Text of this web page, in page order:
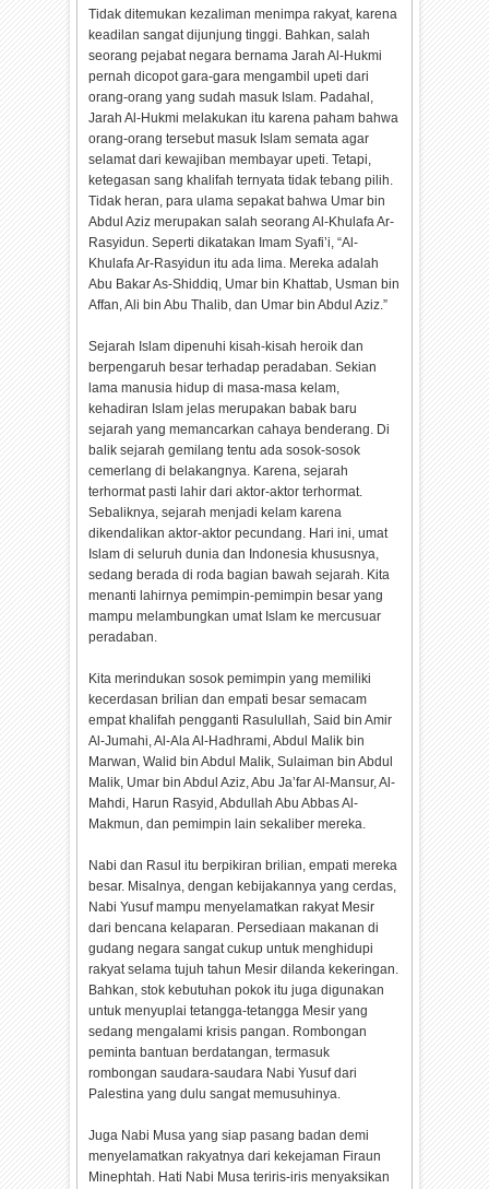
Tidak ditemukan kezaliman menimpa rakyat, karena
keadilan sangat dijunjung tinggi. Bahkan, salah
seorang pejabat negara bernama Jarah Al-Hukmi
pernah dicopot gara-gara mengambil upeti dari
orang-orang yang sudah masuk Islam. Padahal,
Jarah Al-Hukmi melakukan itu karena paham bahwa
orang-orang tersebut masuk Islam semata agar
selamat dari kewajiban membayar upeti. Tetapi,
ketegasan sang khalifah ternyata tidak tebang pilih.
Tidak heran, para ulama sepakat bahwa Umar bin
Abdul Aziz merupakan salah seorang Al-Khulafa Ar-
Rasyidun. Seperti dikatakan Imam Syafi’i, “Al-
Khulafa Ar-Rasyidun itu ada lima. Mereka adalah
Abu Bakar As-Shiddiq, Umar bin Khattab, Usman bin
Affan, Ali bin Abu Thalib, dan Umar bin Abdul Aziz.”
Sejarah Islam dipenuhi kisah-kisah heroik dan
berpengaruh besar terhadap peradaban. Sekian
lama manusia hidup di masa-masa kelam,
kehadiran Islam jelas merupakan babak baru
sejarah yang memancarkan cahaya benderang. Di
balik sejarah gemilang tentu ada sosok-sosok
cemerlang di belakangnya. Karena, sejarah
terhormat pasti lahir dari aktor-aktor terhormat.
Sebaliknya, sejarah menjadi kelam karena
dikendalikan aktor-aktor pecundang. Hari ini, umat
Islam di seluruh dunia dan Indonesia khususnya,
sedang berada di roda bagian bawah sejarah. Kita
menanti lahirnya pemimpin-pemimpin besar yang
mampu melambungkan umat Islam ke mercusuar
peradaban.
Kita merindukan sosok pemimpin yang memiliki
kecerdasan brilian dan empati besar semacam
empat khalifah pengganti Rasulullah, Said bin Amir
Al-Jumahi, Al-Ala Al-Hadhrami, Abdul Malik bin
Marwan, Walid bin Abdul Malik, Sulaiman bin Abdul
Malik, Umar bin Abdul Aziz, Abu Ja’far Al-Mansur, Al-
Mahdi, Harun Rasyid, Abdullah Abu Abbas Al-
Makmun, dan pemimpin lain sekaliber mereka.
Nabi dan Rasul itu berpikiran brilian, empati mereka
besar. Misalnya, dengan kebijakannya yang cerdas,
Nabi Yusuf mampu menyelamatkan rakyat Mesir
dari bencana kelaparan. Persediaan makanan di
gudang negara sangat cukup untuk menghidupi
rakyat selama tujuh tahun Mesir dilanda kekeringan.
Bahkan, stok kebutuhan pokok itu juga digunakan
untuk menyuplai tetangga-tetangga Mesir yang
sedang mengalami krisis pangan. Rombongan
peminta bantuan berdatangan, termasuk
rombongan saudara-saudara Nabi Yusuf dari
Palestina yang dulu sangat memusuhinya.
Juga Nabi Musa yang siap pasang badan demi
menyelamatkan rakyatnya dari kekejaman Firaun
Minephtah. Hati Nabi Musa teriris-iris menyaksikan